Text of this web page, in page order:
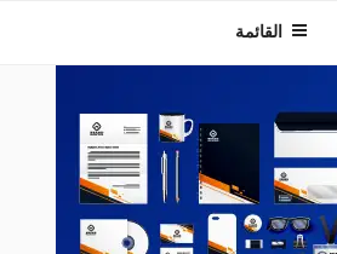
القائمة